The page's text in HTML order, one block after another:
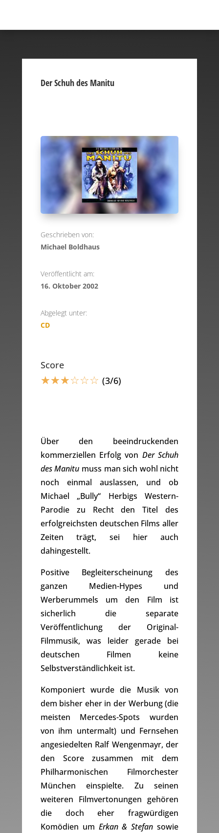
Der Schuh des Manitu
Geschrieben von:
Michael Boldhaus
Veröffentlicht am:
16. Oktober 2002
Abgelegt unter:
CD
Score
☆☆☆☆☆☆ (3/6)
Über den beeindruckenden
kommerziellen Erfolg von Der Schuh
des Manitu muss man sich wohl nicht
noch einmal auslassen, und ob
Michael „Bully“ Herbigs Western-
Parodie zu Recht den Titel des
erfolgreichsten deutschen Films aller
Zeiten trägt, sei hier auch
dahingestellt.
Positive Begleiterscheinung des
ganzen Medien-Hypes und
Werberummels um den Film ist
sicherlich die separate
Veröffentlichung der Original-
Filmmusik, was leider gerade bei
deutschen Filmen keine
Selbstverständlichkeit ist.
Komponiert wurde die Musik von
dem bisher eher in der Werbung (die
meisten Mercedes-Spots wurden
von ihm untermalt) und Fernsehen
angesiedelten Ralf Wengenmayr, der
den Score zusammen mit dem
Philharmonischen Filmorchester
München einspielte. Zu seinen
weiteren Filmvertonungen gehören
die doch eher fragwürdigen
Komödien um Erkan & Stefan sowie